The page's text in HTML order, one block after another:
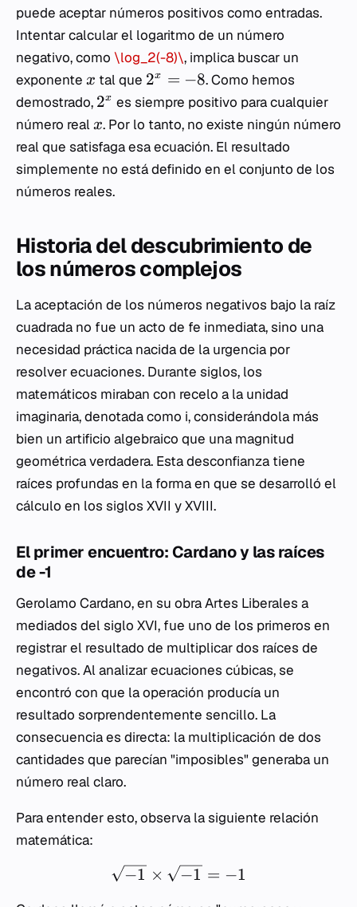
puede aceptar números positivos como entradas.
Intentar calcular el logaritmo de un número
negativo, como \log_2(-8)\, implica buscar un
exponente x tal que 2x = −8. Como hemos
demostrado, 2x es siempre positivo para cualquier
número real x. Por lo tanto, no existe ningún número
real que satisfaga esa ecuación. El resultado
simplemente no está definido en el conjunto de los
números reales.
Historia del descubrimiento de
los números complejos
La aceptación de los números negativos bajo la raíz
cuadrada no fue un acto de fe inmediata, sino una
necesidad práctica nacida de la urgencia por
resolver ecuaciones. Durante siglos, los
matemáticos miraban con recelo a la unidad
imaginaria, denotada como i, considerándola más
bien un artificio algebraico que una magnitud
geométrica verdadera. Esta desconfianza tiene
raíces profundas en la forma en que se desarrolló el
cálculo en los siglos XVII y XVIII.
El primer encuentro: Cardano y las raíces
de -1
Gerolamo Cardano, en su obraArtes Liberales a
mediados del siglo XVI, fue uno de los primeros en
registrar el resultado de multiplicar dos raíces de
negativos. Al analizar ecuaciones cúbicas, se
encontró con que la operación producía un
resultado sorprendentemente sencillo. La
consecuencia es directa: la multiplicación de dos
cantidades que parecían "imposibles" generaba un
número real claro.
Para entender esto, observa la siguiente relación
matemática:
−1 × −1 = −1